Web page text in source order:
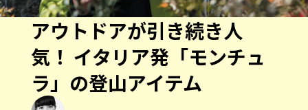
アウトドアが引き続き人
気！ イタリア発「モンチュ
ラ」の登山アイテム